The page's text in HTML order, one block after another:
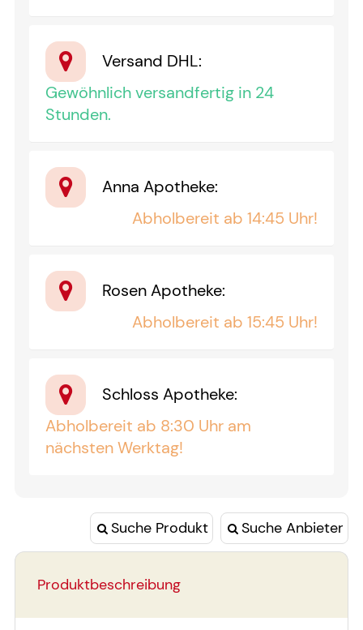
Versand DHL:
Gewöhnlich versandfertig in 24
Stunden.
Anna Apotheke:
Abholbereit ab 14:45 Uhr!
Rosen Apotheke:
Abholbereit ab 15:45 Uhr!
Schloss Apotheke:
Abholbereit ab 8:30 Uhr am
nächsten Werktag!
Suche Produkt Suche Anbieter
Produktbeschreibung